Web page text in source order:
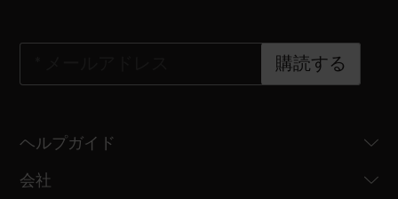
購読する
ヘルプガイド
会社